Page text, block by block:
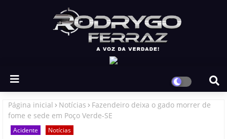
Página inicial Notícias
Fazendeiro deixa o gado morrer de
fome e sede em Poço Verde-SE
Acidente Notícias